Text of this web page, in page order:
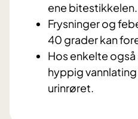
ene bitestikkelen.
Frysninger og
40 grader kan
Hos enkelte
hyppig
urinrøret.